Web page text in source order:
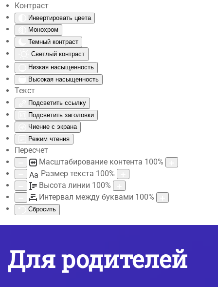
Контраст
Инвертировать цвета
Монохром
Темный контраст
Светлый контраст
Низкая насыщенность
Высокая насыщенность
Текст
Подсветить ссылку
Подсветить заголовки
Чиение с экрана
Режим чтения
Пересчет
Масштабирование контента 100%
Aa Размер текста 100%
Высота линии 100%
Интервал между буквами 100%
Сбросить
Skip to main content
Для родителей